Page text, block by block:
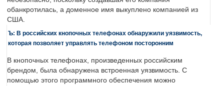
обанкротилась, а доменное имя выкуплено компанией из
США.
Ъ: В российских кнопочных телефонах обнаружили уязвимость,
которая позволяет управлять телефоном посторонним
В кнопочных телефонах, произведенных российским
брендом, была обнаружена встроенная уязвимость. С
помощью этого программного обеспечения можно